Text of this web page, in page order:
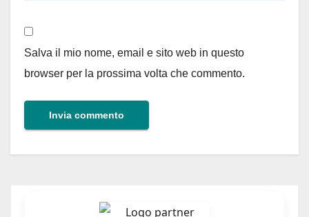
Salva il mio nome, email e sito web in questo
browser per la prossima volta che commento.